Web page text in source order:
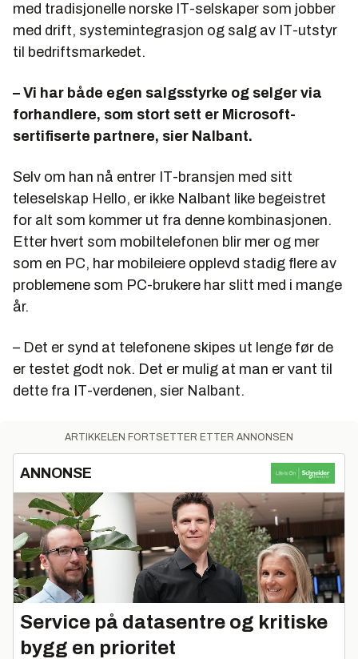
med tradisjonelle norske IT-selskaper som jobber
med drift, systemintegrasjon og salg av IT-utstyr
til bedriftsmarkedet.
– Vi har både egen salgsstyrke og selger via
forhandlere, som stort sett er Microsoft-
sertifiserte partnere, sier Nalbant.
Selv om han nå entrer IT-bransjen med sitt
teleselskap Hello, er ikke Nalbant like begeistret
for alt som kommer ut fra denne kombinasjonen.
Etter hvert som mobiltelefonen blir mer og mer
som en PC, har mobileiere opplevd stadig flere av
problemene som PC-brukere har slitt med i mange
år.
– Det er synd at telefonene skipes ut lenge før de
er testet godt nok. Det er mulig at man er vant til
dette fra IT-verdenen, sier Nalbant.
ARTIKKELEN FORTSETTER ETTER ANNONSEN
ANNONSE
Service på datasentre og kritiske
bygg en prioritet